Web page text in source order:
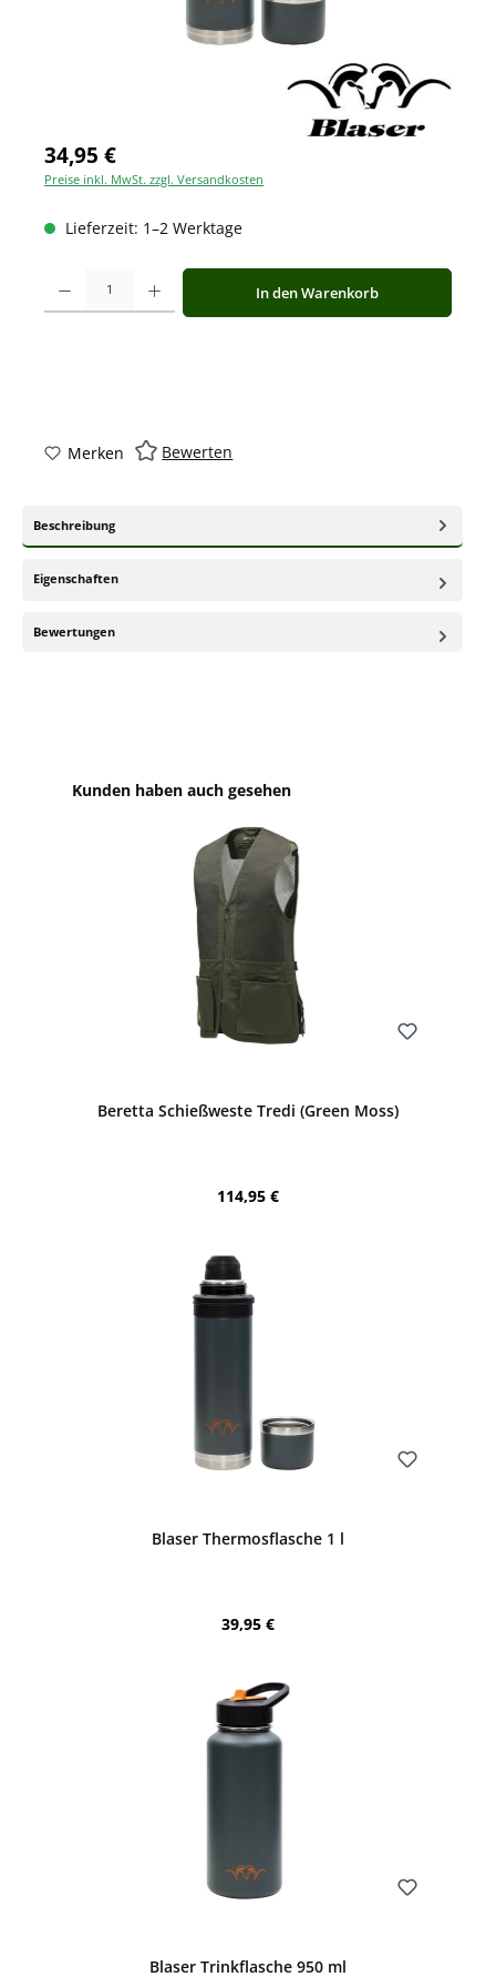
34,95 €
Preise inkl. MwSt. zzgl. Versandkosten
Lieferzeit: 1–2 Werktage
Produkt Anzahl: Gib den gewünschten Wert ein oder benutze die
In den Warenkorb
Merken Bewerten
Beschreibung
Eigenschaften
Bewertungen
Produktgalerie überspringen
Kunden haben auch gesehen
Beretta Schießweste Tredi (Green Moss)
Regulärer Preis:
114,95 €
Blaser Thermosflasche 1 l
Regulärer Preis:
39,95 €
Blaser Trinkflasche 950 ml